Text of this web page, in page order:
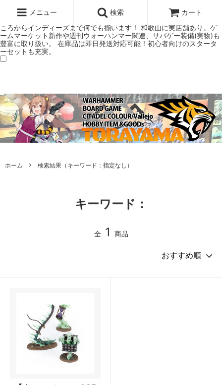
ミアムショップTORAYAMA。通販・オンラインショップです！ ウォー
ハンマーとボードゲームのことなら当店へ！ボードゲームもメジャーど
ころからインディーズまで何でも揃います！ 和歌山に実店舗あり。ゲ
ームマーケット新作や週刊ウォーハンマー関連、サバゲー装備(実物)も
豊富に取り扱い。 在庫品は即日発送対応可能！初心者向けのスタータ
ーセットも充実。
メニュー 検索 カート
ホーム 検索結果（キーワード：指定なし）
キーワード：
全 1 商品